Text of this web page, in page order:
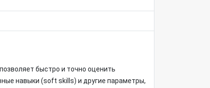
быстро и точно оценить
навыки (soft skills) и другие параметры,